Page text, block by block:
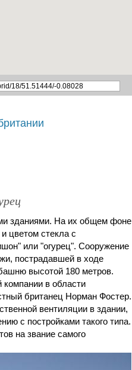
зданиями. На их общем фоне
цветом стекла с
или "огурец". Сооружение
пострадавшей в ходе
высотой 180 метров.
в области
британец Норман Фостер.
вентиляции в здании,
с постройками такого типа.
на звание самого